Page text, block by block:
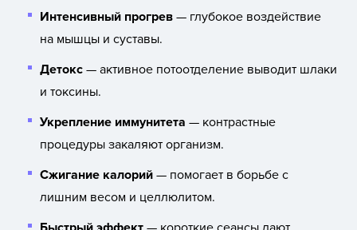
Интенсивный прогрев — глубокое воздействие
на мышцы и суставы.
Детокс — активное потоотделение выводит шлаки
и токсины.
Укрепление иммунитета — контрастные
процедуры закаляют организм.
Сжигание калорий — помогает в борьбе с
лишним весом и целлюлитом.